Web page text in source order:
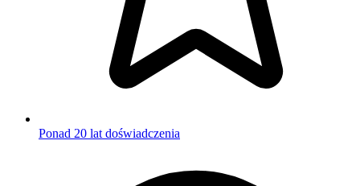
Ponad 20 lat doświadczenia